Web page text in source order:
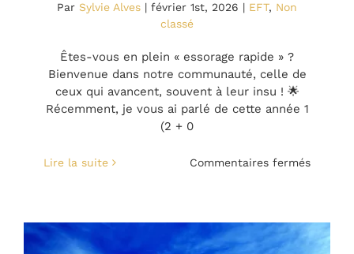
Par Sylvie Alves | février 1st, 2026 | EFT, Non
classé
Êtes-vous en plein « essorage rapide » ?
Bienvenue dans notre communauté, celle de
ceux qui avancent, souvent à leur insu ! 🌟
Récemment, je vous ai parlé de cette année 1
(2 + 0
Lire la suite Commentaires ferméssur